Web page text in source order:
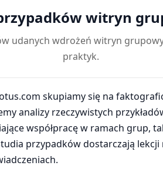
witryn
udanych wdrożeń witryn
praktyk.
skupiamy się na
analizy rzeczywistych
współpracę w ramach grup,
przypadków dostarczają